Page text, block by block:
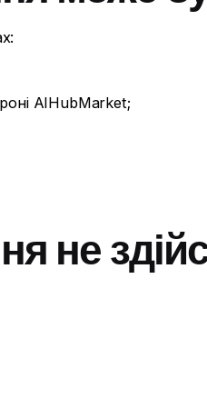
AIHubMarket;
не